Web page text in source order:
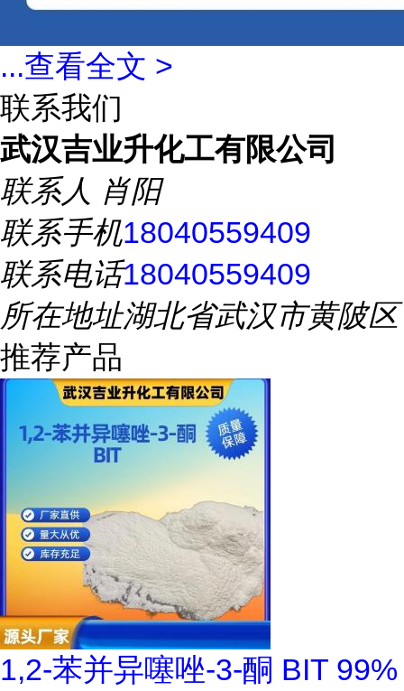
...查看全文 >
联系我们
武汉吉业升化工有限公司
联系人 肖阳
联系手机18040559409
联系电话18040559409
所在地址湖北省武汉市黄陂区
推荐产品
1,2-苯并异噻唑-3-酮 BIT 99%